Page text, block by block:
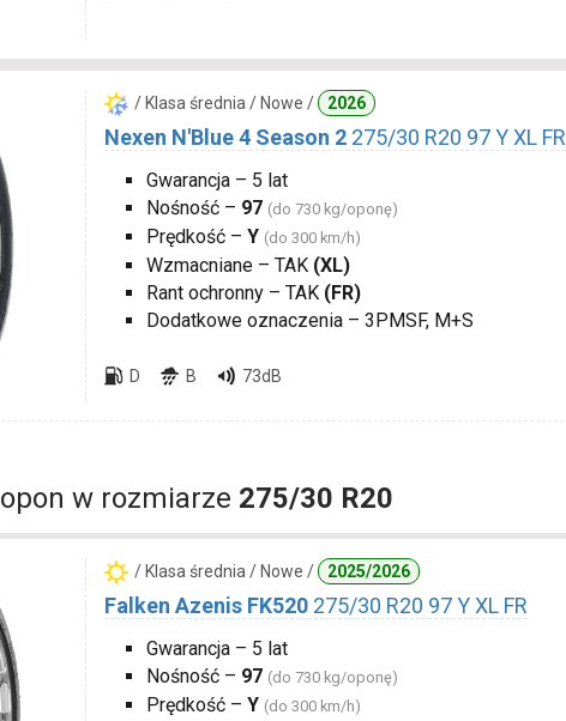
/ Klasa średnia / Nowe / 2026
Nexen N'Blue 4 Season 2 275/30 R20 97 Y XL FR
Gwarancja – 5 lat
Nośność – 97 (do 730 kg/oponę)
Prędkość – Y (do 300 km/h)
Wzmacniane – TAK (XL)
Rant ochronny – TAK (FR)
Dodatkowe oznaczenia – 3PMSF, M+S
D B 73dB
opon w rozmiarze 275/30 R20
/ Klasa średnia / Nowe / 2025/2026
Falken Azenis FK520 275/30 R20 97 Y XL FR
Gwarancja – 5 lat
Nośność – 97 (do 730 kg/oponę)
Prędkość – Y (do 300 km/h)